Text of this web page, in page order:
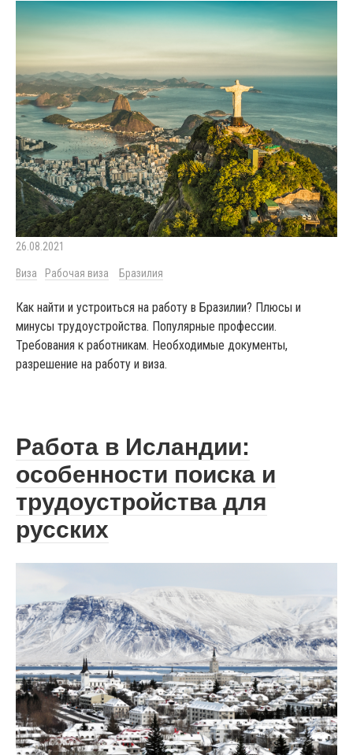
26.08.2021
Виза Рабочая виза Бразилия
Как найти и устроиться на работу в Бразилии? Плюсы и
минусы трудоустройства. Популярные профессии.
Требования к работникам. Необходимые документы,
разрешение на работу и виза.
Работа в Исландии:
особенности поиска и
трудоустройства для
русских